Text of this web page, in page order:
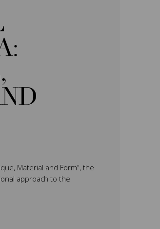
Material and Form”, the
approach to the